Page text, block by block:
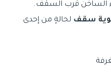
الساخن قرب السقف.
سقف لحالةٍ من إحدى